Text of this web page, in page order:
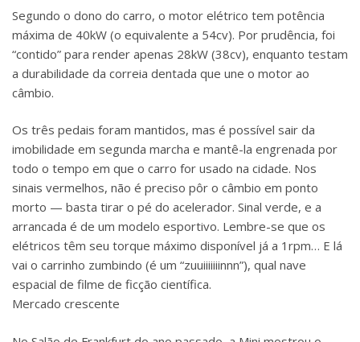
Segundo o dono do carro, o motor elétrico tem potência
máxima de 40kW (o equivalente a 54cv). Por prudência, foi
“contido” para render apenas 28kW (38cv), enquanto testam
a durabilidade da correia dentada que une o motor ao
câmbio.
Os três pedais foram mantidos, mas é possível sair da
imobilidade em segunda marcha e mantê-la engrenada por
todo o tempo em que o carro for usado na cidade. Nos
sinais vermelhos, não é preciso pôr o câmbio em ponto
morto — basta tirar o pé do acelerador. Sinal verde, e a
arrancada é de um modelo esportivo. Lembre-se que os
elétricos têm seu torque máximo disponível já a 1rpm… E lá
vai o carrinho zumbindo (é um “zuuiiiiiiinnn”), qual nave
espacial de filme de ficção científica.
Mercado crescente